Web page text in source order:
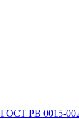
РВ 0015-